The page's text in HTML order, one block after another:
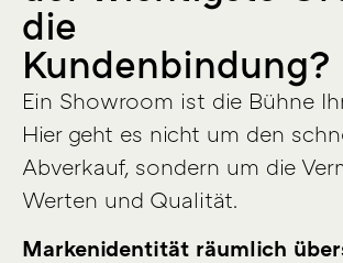
die
Kundenbindung?
Ein Showroom ist die Bühne
Hier geht es nicht um den
Abverkauf, sondern um die
Werten und Qualität.
Markenidentität räumlich